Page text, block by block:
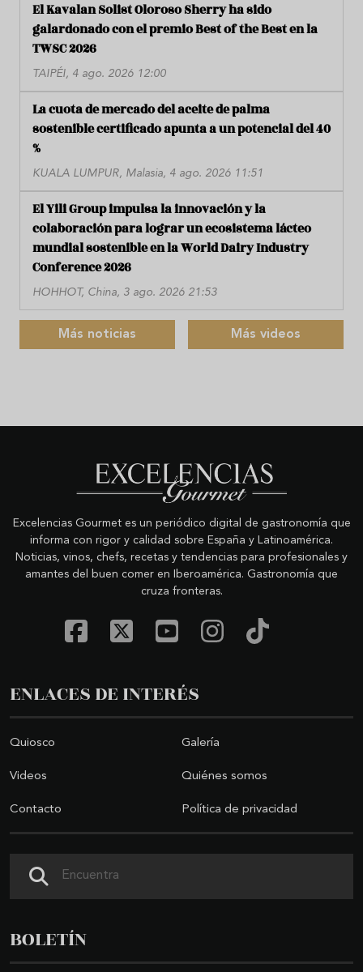
El Kavalan Solist Oloroso Sherry ha sido
galardonado con el premio Best of the Best en la
TWSC 2026
TAIPÉI, 4 ago. 2026 12:00
La cuota de mercado del aceite de palma
sostenible certificado apunta a un potencial del 40
%
KUALA LUMPUR, Malasia, 4 ago. 2026 11:51
El Yili Group impulsa la innovación y la
colaboración para lograr un ecosistema lácteo
mundial sostenible en la World Dairy Industry
Conference 2026
HOHHOT, China, 3 ago. 2026 21:53
Más noticias Más videos
Excelencias Gourmet es un periódico digital de gastronomía que
informa con rigor y calidad sobre España y Latinoamérica.
Noticias, vinos, chefs, recetas y tendencias para profesionales y
amantes del buen comer en Iberoamérica. Gastronomía que
cruza fronteras.
ENLACES DE INTERÉS
Quiosco Galería
Videos Quiénes somos
Contacto Política de privacidad
BOLETÍN